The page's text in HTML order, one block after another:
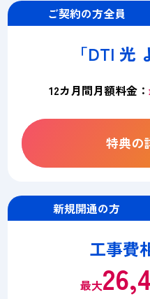
ご契約の方全員
「DTI 光
12カ月間月額料金：
特典の
新規開通の方
工事費
最大